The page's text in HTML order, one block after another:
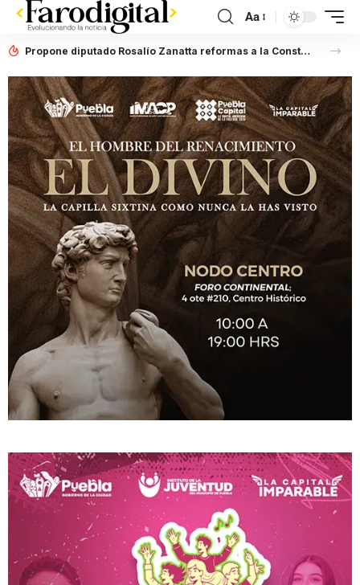
Aa
Propone diputado Rosalío Zanatta reformas a la Constitución del Estado para fortalecer la participación y desarrollo de las juventudes